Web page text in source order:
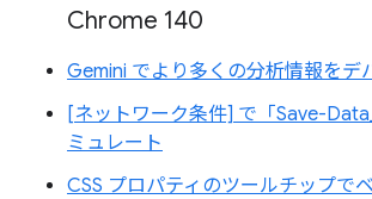
Chrome 140
Gemini でより多くの分析情報をデ
[ネットワーク条件] で「Save-
ミュレート
CSS プロパティのツールチップで